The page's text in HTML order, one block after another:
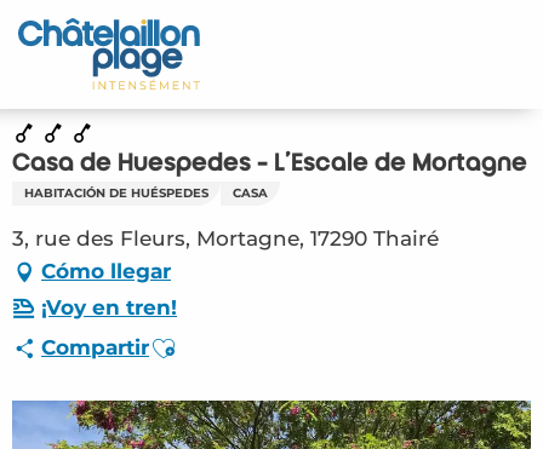
Aller
au
principal
Inicio – ES
Descubra
Actividades
Vivir
Citas
Su estancia - ES
HLO – Casa de Huespedes – L’Escale de
Mortagne (Thairé) #2808276
Casa de Huespedes - L'Escale de Mortagne
HABITACIÓN DE HUÉSPEDES CASA
3, rue des Fleurs, Mortagne, 17290 Thairé
Cómo llegar
¡Voy en tren!
CompartirAjouter aux favoris